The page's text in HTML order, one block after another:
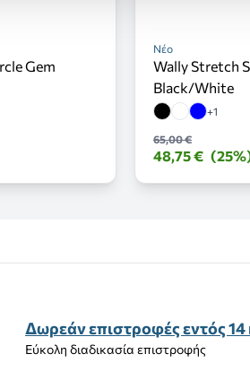
Gem
Νέο
Wally Stretch
Black/White
+1
65,00 €
48,75 €
Δωρεάν επιστροφές εντός
Εύκολη διαδικασία επιστροφής